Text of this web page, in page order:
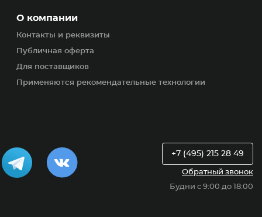
О компании
Контакты и реквизиты
Публичная оферта
Для поставщиков
Применяются рекомендательные технологии
+7 (495) 215 28 49
Обратный звонок
Будни с 9:00 до 18:00